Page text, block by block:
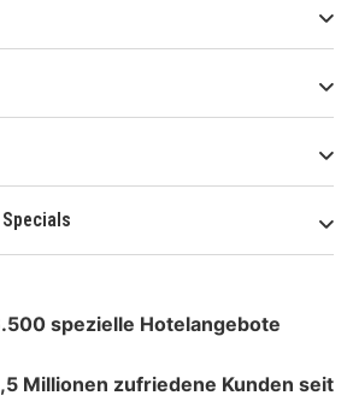
spezielle Hotelangebote
Millionen zufriedene Kunden seit